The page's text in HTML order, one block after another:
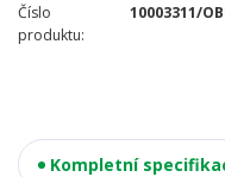
Číslo
produktu:
10003311/
Kompletní